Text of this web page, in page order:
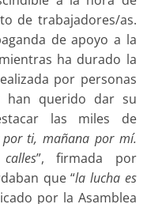
de trabajadores/as.
de apoyo a la
ha durado la
por personas
han querido dar su
las miles de
por ti, mañana por mí.
”, firmada por
que “la lucha es
por la Asamblea